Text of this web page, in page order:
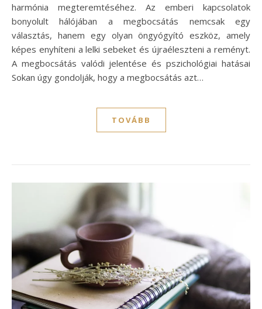
harmónia megteremtéséhez. Az emberi kapcsolatok
bonyolult hálójában a megbocsátás nemcsak egy
választás, hanem egy olyan öngyógyító eszköz, amely
képes enyhíteni a lelki sebeket és újraéleszteni a reményt.
A megbocsátás valódi jelentése és pszichológiai hatásai
Sokan úgy gondolják, hogy a megbocsátás azt…
TOVÁBB